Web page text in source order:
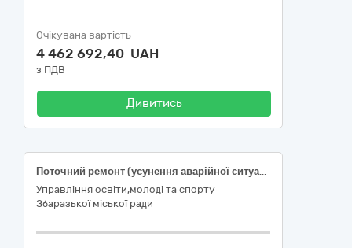
Очікувана вартість
4 462 692,40 UAH
з ПДВ
Дивитись
Поточний ремонт (усунення аварійної ситуації) покрівлі даху будівлі Збаразького закладу дошкільної освіти (ясла-садок) №1 ,,Калинонька" Збаразької міської ради Тернопільської області за адресою вул. Грушевського, 68, м. Збараж, Тернопільського району, Тернопільської області
Управління освіти,молоді та спорту
Збаразької міської ради